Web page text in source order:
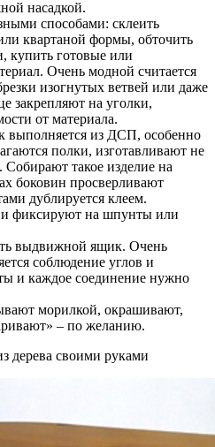
насадкой.
способами: склеить
квартаной формы, обточить
купить готовые или
Очень модной считается
изогнутых ветвей или даже
закрепляют на уголки,
от материала.
выполняется из ДСП, особенно
полки, изготавливают не
такое изделие на
боковин просверливают
дублируется клеем.
фиксируют на шпунты или
выдвижной ящик. Очень
соблюдение углов и
и каждое соединение нужно
морилкой, окрашивают,
– по желанию.
дерева своими руками